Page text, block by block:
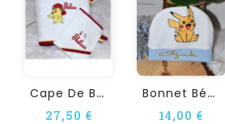
C
Ape De Bain Personnalisée...
27,50 €
B
Onnet Bébé Personnalisé...
14,00 €